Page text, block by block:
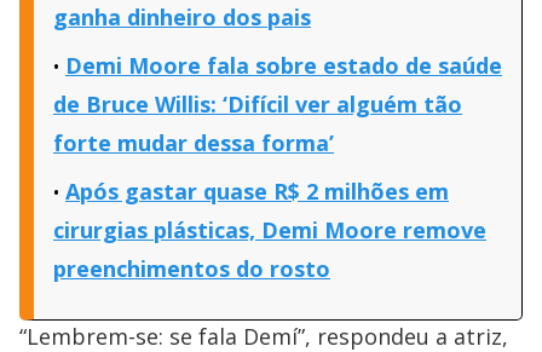
ganha dinheiro dos pais
Demi Moore fala sobre estado de saúde
de Bruce Willis: ‘Difícil ver alguém tão
forte mudar dessa forma’
Após gastar quase R$ 2 milhões em
cirurgias plásticas, Demi Moore remove
preenchimentos do rosto
“Lembrem-se: se fala Demí”, respondeu a atriz,